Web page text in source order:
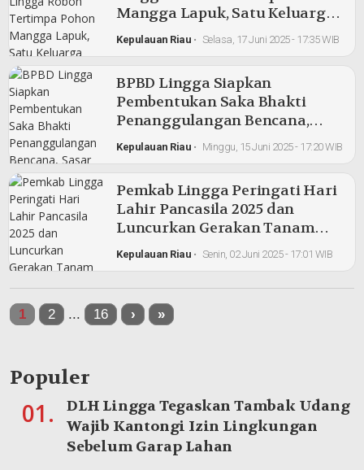
Mangga Lapuk, Satu Keluarga
Diungsikan
Kepulauan Riau • Selasa, 17 Juni 2025 - 17:35 WIB
BPBD Lingga Siapkan
Pembentukan Saka Bhakti
Penanggulangan Bencana,
Sasar Pramuka Penegak dan
Pandega
Kepulauan Riau • Minggu, 15 Juni 2025 - 17:20 WIB
Pemkab Lingga Peringati Hari
Lahir Pancasila 2025 dan
Luncurkan Gerakan Tanam
Cabai Rawit
Kepulauan Riau • Senin, 02 Juni 2025 - 17:01 WIB
1 2 ... 16 › »
Populer
01.
DLH Lingga Tegaskan Tambak Udang
Wajib Kantongi Izin Lingkungan
Sebelum Garap Lahan